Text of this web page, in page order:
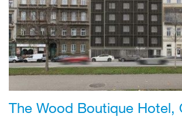
The Wood Boutique Hotel,